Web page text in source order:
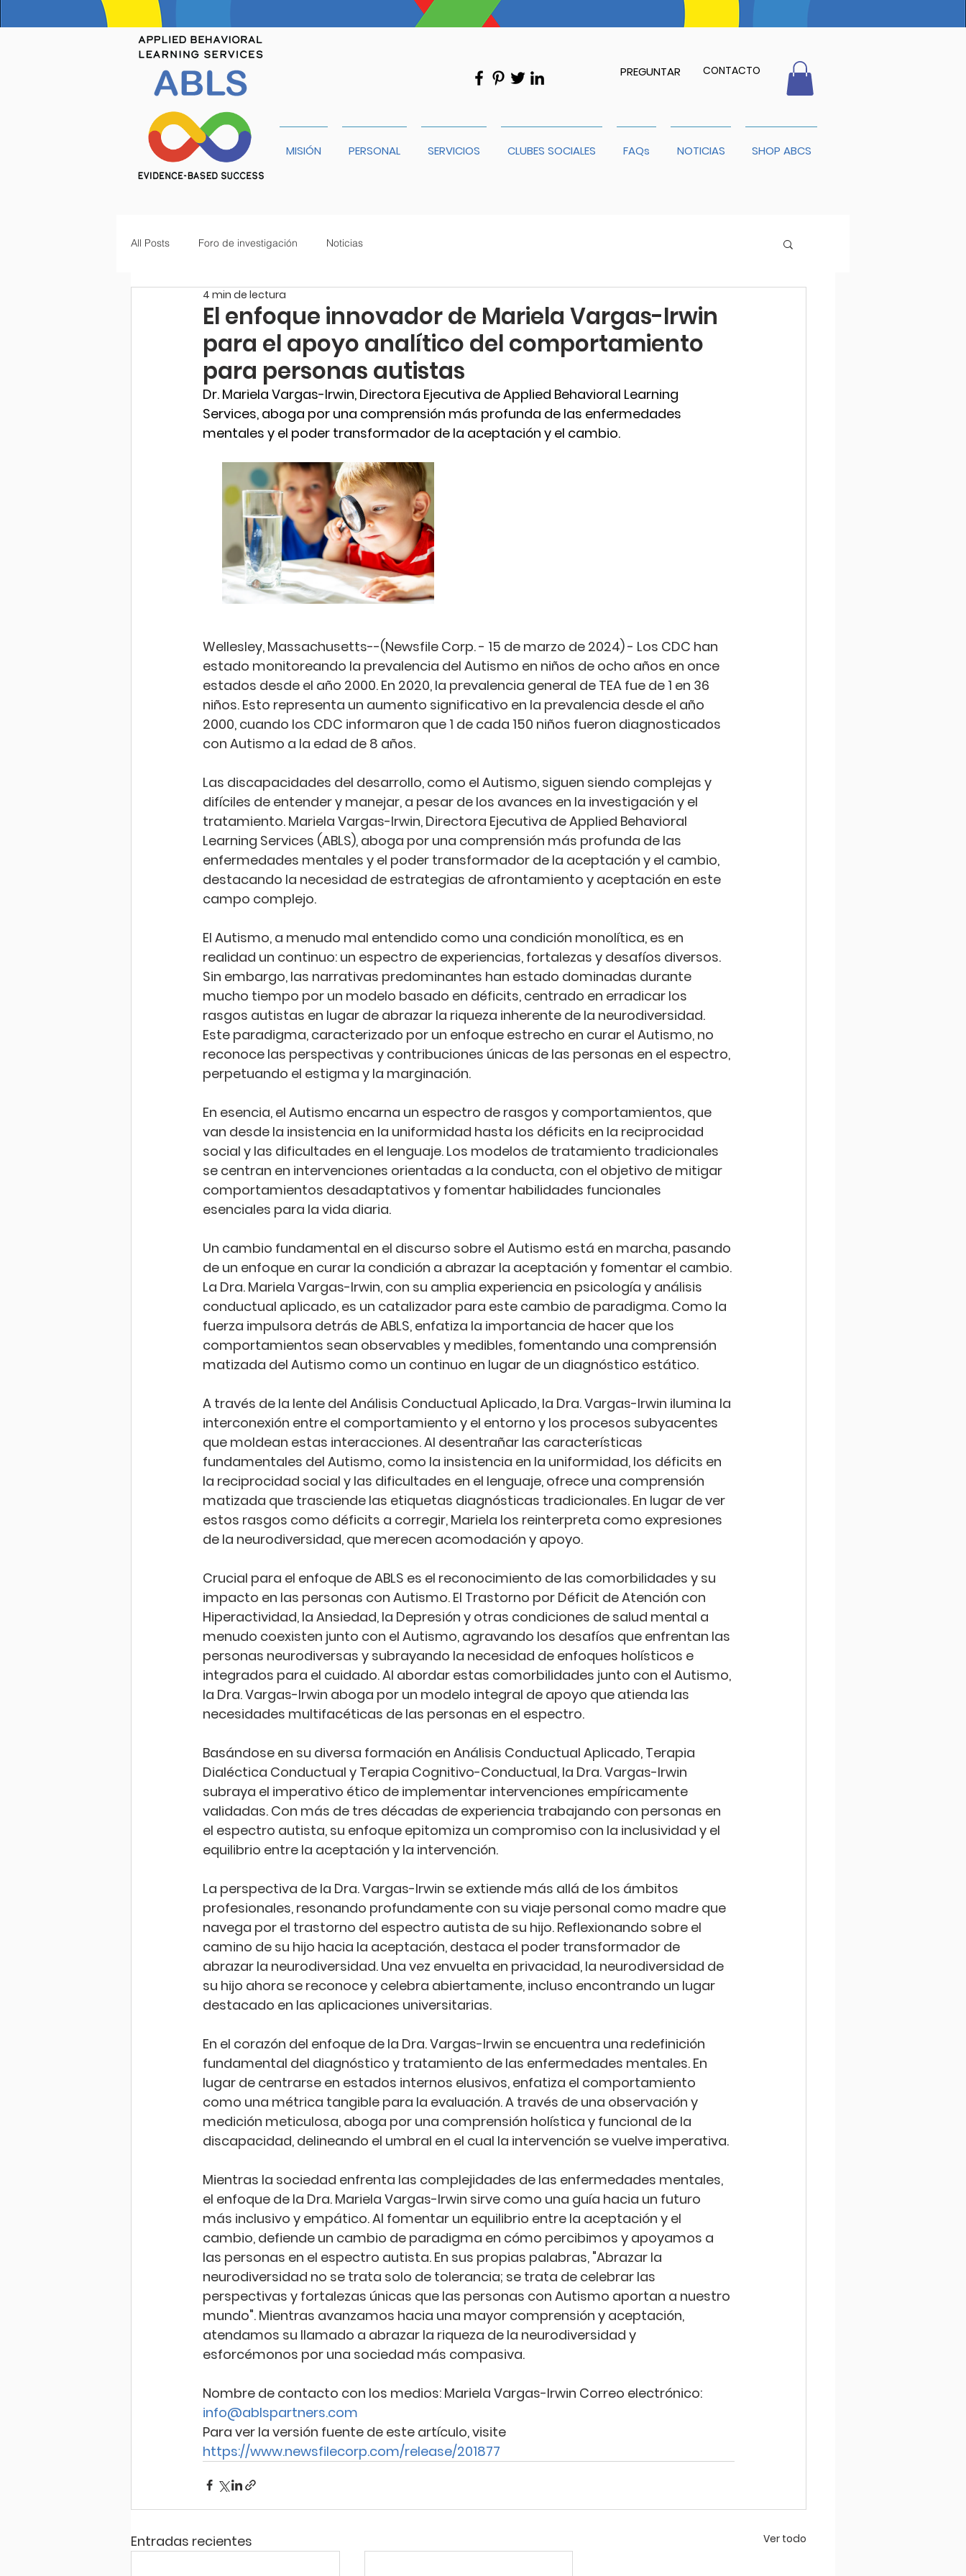
PREGUNTAR CONTACTO
MISIÓN PERSONAL SERVICIOS CLUBES SOCIALES FAQs NOTICIAS SHOP ABCS
All Posts Foro de investigación Noticias
El enfoque innovador de Mariela Vargas-Irwin
para el apoyo analítico del comportamiento
para personas autistas
4 min de lectura
Dr. Mariela Vargas-Irwin, Directora Ejecutiva de Applied Behavioral Learning
Services, aboga por una comprensión más profunda de las enfermedades
mentales y el poder transformador de la aceptación y el cambio.
Wellesley, Massachusetts--(Newsfile Corp. - 15 de marzo de 2024) - Los CDC han
estado monitoreando la prevalencia del Autismo en niños de ocho años en once
estados desde el año 2000. En 2020, la prevalencia general de TEA fue de 1 en 36
niños. Esto representa un aumento significativo en la prevalencia desde el año
2000, cuando los CDC informaron que 1 de cada 150 niños fueron diagnosticados
con Autismo a la edad de 8 años.
Las discapacidades del desarrollo, como el Autismo, siguen siendo complejas y
difíciles de entender y manejar, a pesar de los avances en la investigación y el
tratamiento. Mariela Vargas-Irwin, Directora Ejecutiva de Applied Behavioral
Learning Services (ABLS), aboga por una comprensión más profunda de las
enfermedades mentales y el poder transformador de la aceptación y el cambio,
destacando la necesidad de estrategias de afrontamiento y aceptación en este
campo complejo.
El Autismo, a menudo mal entendido como una condición monolítica, es en
realidad un continuo: un espectro de experiencias, fortalezas y desafíos diversos.
Sin embargo, las narrativas predominantes han estado dominadas durante
mucho tiempo por un modelo basado en déficits, centrado en erradicar los
rasgos autistas en lugar de abrazar la riqueza inherente de la neurodiversidad.
Este paradigma, caracterizado por un enfoque estrecho en curar el Autismo, no
reconoce las perspectivas y contribuciones únicas de las personas en el espectro,
perpetuando el estigma y la marginación.
En esencia, el Autismo encarna un espectro de rasgos y comportamientos, que
van desde la insistencia en la uniformidad hasta los déficits en la reciprocidad
social y las dificultades en el lenguaje. Los modelos de tratamiento tradicionales
se centran en intervenciones orientadas a la conducta, con el objetivo de mitigar
comportamientos desadaptativos y fomentar habilidades funcionales
esenciales para la vida diaria.
Un cambio fundamental en el discurso sobre el Autismo está en marcha, pasando
de un enfoque en curar la condición a abrazar la aceptación y fomentar el cambio.
La Dra. Mariela Vargas-Irwin, con su amplia experiencia en psicología y análisis
conductual aplicado, es un catalizador para este cambio de paradigma. Como la
fuerza impulsora detrás de ABLS, enfatiza la importancia de hacer que los
comportamientos sean observables y medibles, fomentando una comprensión
matizada del Autismo como un continuo en lugar de un diagnóstico estático.
A través de la lente del Análisis Conductual Aplicado, la Dra. Vargas-Irwin ilumina la
interconexión entre el comportamiento y el entorno y los procesos subyacentes
que moldean estas interacciones. Al desentrañar las características
fundamentales del Autismo, como la insistencia en la uniformidad, los déficits en
la reciprocidad social y las dificultades en el lenguaje, ofrece una comprensión
matizada que trasciende las etiquetas diagnósticas tradicionales. En lugar de ver
estos rasgos como déficits a corregir, Mariela los reinterpreta como expresiones
de la neurodiversidad, que merecen acomodación y apoyo.
Crucial para el enfoque de ABLS es el reconocimiento de las comorbilidades y su
impacto en las personas con Autismo. El Trastorno por Déficit de Atención con
Hiperactividad, la Ansiedad, la Depresión y otras condiciones de salud mental a
menudo coexisten junto con el Autismo, agravando los desafíos que enfrentan las
personas neurodiversas y subrayando la necesidad de enfoques holísticos e
integrados para el cuidado. Al abordar estas comorbilidades junto con el Autismo,
la Dra. Vargas-Irwin aboga por un modelo integral de apoyo que atienda las
necesidades multifacéticas de las personas en el espectro.
Basándose en su diversa formación en Análisis Conductual Aplicado, Terapia
Dialéctica Conductual y Terapia Cognitivo-Conductual, la Dra. Vargas-Irwin
subraya el imperativo ético de implementar intervenciones empíricamente
validadas. Con más de tres décadas de experiencia trabajando con personas en
el espectro autista, su enfoque epitomiza un compromiso con la inclusividad y el
equilibrio entre la aceptación y la intervención.
La perspectiva de la Dra. Vargas-Irwin se extiende más allá de los ámbitos
profesionales, resonando profundamente con su viaje personal como madre que
navega por el trastorno del espectro autista de su hijo. Reflexionando sobre el
camino de su hijo hacia la aceptación, destaca el poder transformador de
abrazar la neurodiversidad. Una vez envuelta en privacidad, la neurodiversidad de
su hijo ahora se reconoce y celebra abiertamente, incluso encontrando un lugar
destacado en las aplicaciones universitarias.
En el corazón del enfoque de la Dra. Vargas-Irwin se encuentra una redefinición
fundamental del diagnóstico y tratamiento de las enfermedades mentales. En
lugar de centrarse en estados internos elusivos, enfatiza el comportamiento
como una métrica tangible para la evaluación. A través de una observación y
medición meticulosa, aboga por una comprensión holística y funcional de la
discapacidad, delineando el umbral en el cual la intervención se vuelve imperativa.
Mientras la sociedad enfrenta las complejidades de las enfermedades mentales,
el enfoque de la Dra. Mariela Vargas-Irwin sirve como una guía hacia un futuro
más inclusivo y empático. Al fomentar un equilibrio entre la aceptación y el
cambio, defiende un cambio de paradigma en cómo percibimos y apoyamos a
las personas en el espectro autista. En sus propias palabras, "Abrazar la
neurodiversidad no se trata solo de tolerancia; se trata de celebrar las
perspectivas y fortalezas únicas que las personas con Autismo aportan a nuestro
mundo". Mientras avanzamos hacia una mayor comprensión y aceptación,
atendamos su llamado a abrazar la riqueza de la neurodiversidad y
esforcémonos por una sociedad más compasiva.
Nombre de contacto con los medios: Mariela Vargas-Irwin Correo electrónico:
info@ablspartners.com
Para ver la versión fuente de este artículo, visite
https://www.newsfilecorp.com/release/201877
Entradas recientes Ver todo